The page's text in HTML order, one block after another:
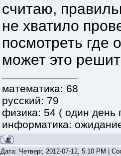
считаю,
не хватило
посмотреть где
может это
математика: 68
русский: 79
физика: 54 ( один день
информатика:
Дата: Четверг, 2012-07-12, 5:10 PM |